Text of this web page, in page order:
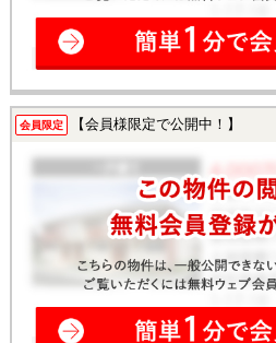
会員限定 【会員様限定で公開中！】